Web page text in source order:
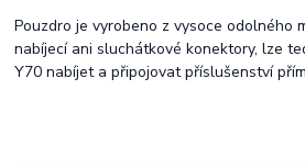
Pouzdro je vyrobeno z vysoce odolného
nabíjecí ani sluchátkové konektory, lze
Y70 nabíjet a připojovat příslušenství